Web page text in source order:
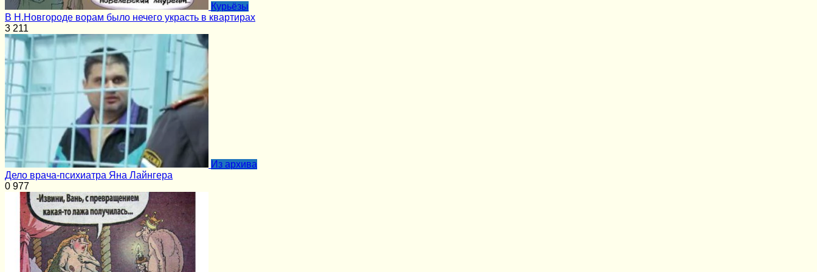
Курьёзы
В Н.Новгороде ворам было нечего украсть в квартирах
3 211
Из архива
Дело врача-психиатра Яна Лайнгера
0 977